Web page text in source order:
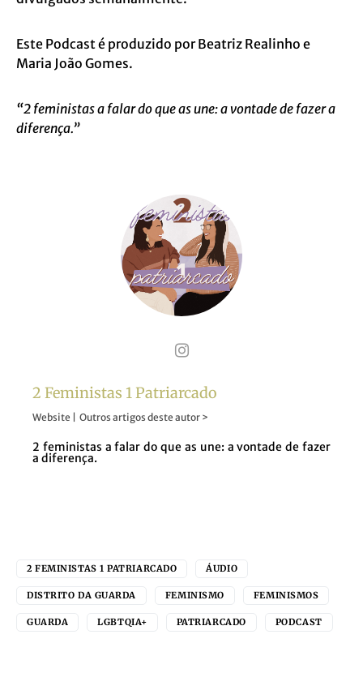
Este Podcast é produzido por Beatriz Realinho e
Maria João Gomes.
“2 feministas a falar do que as une: a vontade de fazer a
diferença.”
2 Feministas 1 Patriarcado
Website Outros artigos deste autor >
2 feministas a falar do que as une: a vontade de fazer
a diferença.
2 FEMINISTAS 1 PATRIARCADO ÁUDIO
DISTRITO DA GUARDA FEMINISMO FEMINISMOS
GUARDA LGBTQIA+ PATRIARCADO PODCAST